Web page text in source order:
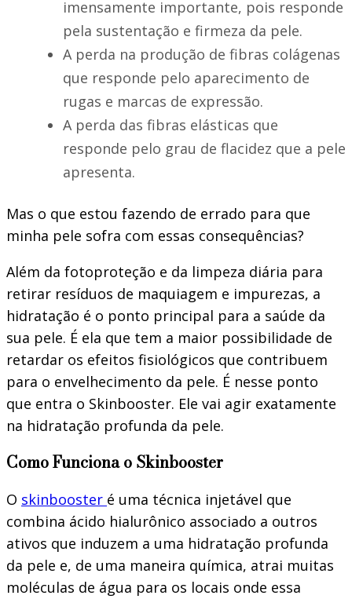
imensamente importante, pois responde
pela sustentação e firmeza da pele.
A perda na produção de fibras colágenas
que responde pelo aparecimento de
rugas e marcas de expressão.
A perda das fibras elásticas que
responde pelo grau de flacidez que a pele
apresenta.
Mas o que estou fazendo de errado para que
minha pele sofra com essas consequências?
Além da fotoproteção e da limpeza diária para
retirar resíduos de maquiagem e impurezas, a
hidratação é o ponto principal para a saúde da
sua pele. É ela que tem a maior possibilidade de
retardar os efeitos fisiológicos que contribuem
para o envelhecimento da pele. É nesse ponto
que entra o Skinbooster. Ele vai agir exatamente
na hidratação profunda da pele.
Como Funciona o Skinbooster
O skinbooster é uma técnica injetável que
combina ácido hialurônico associado a outros
ativos que induzem a uma hidratação profunda
da pele e, de uma maneira química, atrai muitas
moléculas de água para os locais onde essa